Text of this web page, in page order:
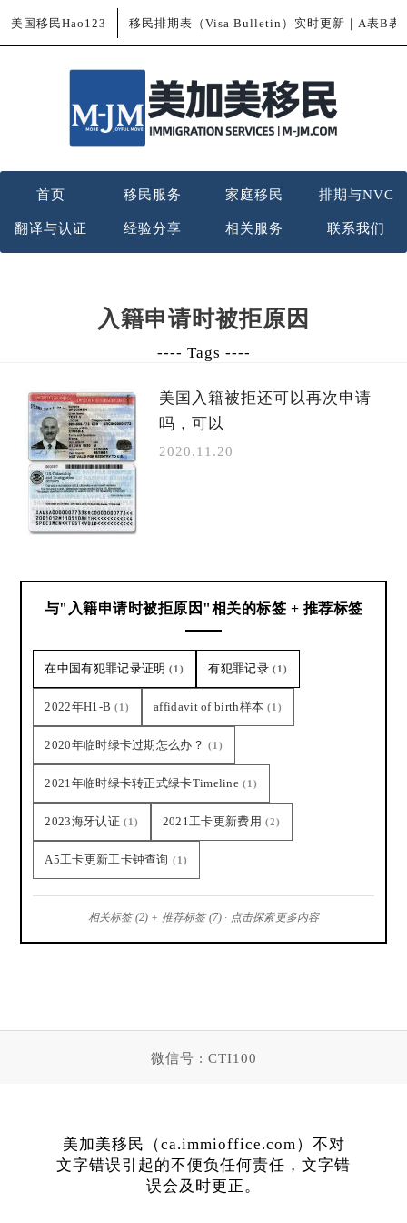
美国移民Hao123 移民排期表（Visa Bulletin）实时更新｜A表B表
首页 移民服务 家庭移民 排期与NVC
翻译与认证 经验分享 相关服务 联系我们
入籍申请时被拒原因
---- Tags ----
美国入籍被拒还可以再次申请
吗，可以
2020.11.20
与"入籍申请时被拒原因"相关的标签 + 推荐标签
在中国有犯罪记录证明 (1) 有犯罪记录 (1)
2022年H1-B (1) affidavit of birth样本 (1)
2020年临时绿卡过期怎么办？ (1)
2021年临时绿卡转正式绿卡Timeline (1)
2023海牙认证 (1) 2021工卡更新费用 (2)
A5工卡更新工卡钟查询 (1)
相关标签 (2) + 推荐标签 (7) · 点击探索更多内容
微信号 : CTI100
美加美移民（ca.immioffice.com）不对
文字错误引起的不便负任何责任，文字错
误会及时更正。